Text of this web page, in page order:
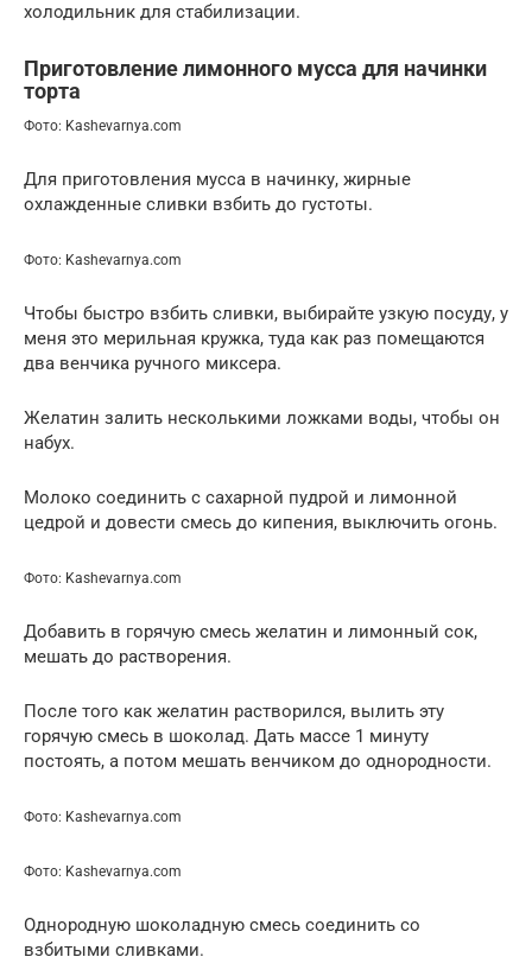
холодильник для стабилизации.
Приготовление лимонного мусса для начинки
торта
Фото: Kashevarnya.com
Для приготовления мусса в начинку, жирные
охлажденные сливки взбить до густоты.
Фото: Kashevarnya.com
Чтобы быстро взбить сливки, выбирайте узкую посуду, у
меня это мерильная кружка, туда как раз помещаются
два венчика ручного миксера.
Желатин залить несколькими ложками воды, чтобы он
набух.
Молоко соединить с сахарной пудрой и лимонной
цедрой и довести смесь до кипения, выключить огонь.
Фото: Kashevarnya.com
Добавить в горячую смесь желатин и лимонный сок,
мешать до растворения.
После того как желатин растворился, вылить эту
горячую смесь в шоколад. Дать массе 1 минуту
постоять, а потом мешать венчиком до однородности.
Фото: Kashevarnya.com
Фото: Kashevarnya.com
Однородную шоколадную смесь соединить со
взбитыми сливками.